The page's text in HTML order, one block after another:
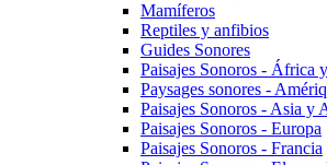
Mamíferos
Reptiles y anfibios
Guides Sonores
Paisajes Sonoros - África
Paysages sonores -
Paisajes Sonoros - Asia y
Paisajes Sonoros - Europa
Paisajes Sonoros - Francia